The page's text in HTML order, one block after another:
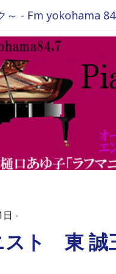
～ - Fm yokohama
スト 東 誠